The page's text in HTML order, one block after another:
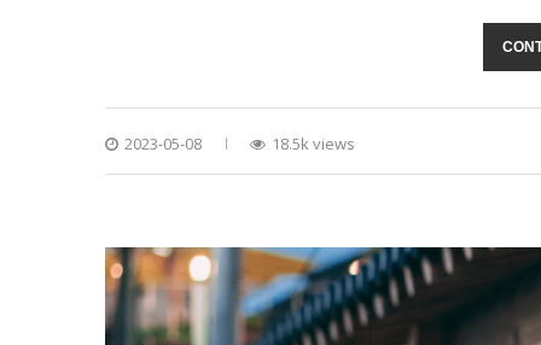
2023-05-08 18.5k views